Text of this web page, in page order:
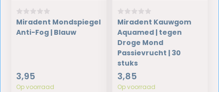
Miradent Mondspiegel
Anti-Fog | Blauw
3,95
Op voorraad
Miradent Kauwgom
Aquamed | tegen
Droge Mond
Passievrucht | 30
stuks
3,85
Op voorraad